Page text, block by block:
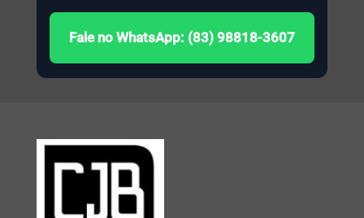
Fale no WhatsApp: (83) 98818-3607